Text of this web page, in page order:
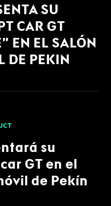
SU
CAR GT
EN EL SALÓN
DE PEKIN
su
GT en el
de Pekín